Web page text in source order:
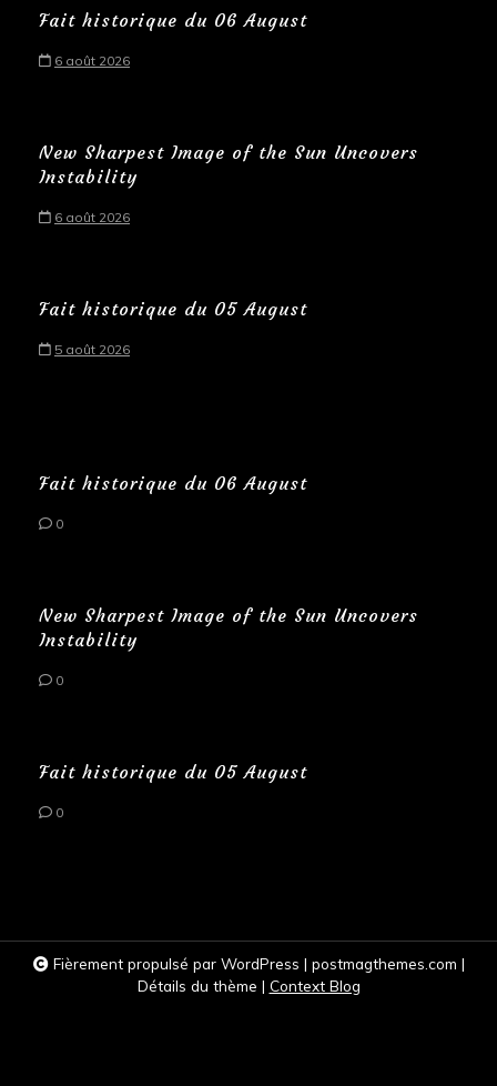
Fait historique du 06 August
6 août 2026
New Sharpest Image of the Sun Uncovers
Instability
6 août 2026
Fait historique du 05 August
5 août 2026
Fait historique du 06 August
0
New Sharpest Image of the Sun Uncovers
Instability
0
Fait historique du 05 August
0
Fièrement propulsé par WordPress | postmagthemes.com |
Détails du thème | Context Blog